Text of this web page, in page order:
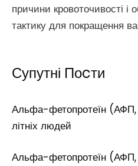
причини кровоточивості і
тактику для покращення
Супутні Поcти
Альфа-фетопротеїн (АФП,
літніх людей
Альфа-фетопротеїн (АФП,